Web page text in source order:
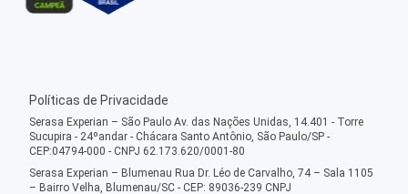
Políticas de Privacidade
Serasa Experian – São Paulo Av. das Nações Unidas, 14.401 - Torre
Sucupira - 24ºandar - Chácara Santo Antônio, São Paulo/SP -
CEP:04794-000 - CNPJ 62.173.620/0001-80
Serasa Experian – Blumenau Rua Dr. Léo de Carvalho, 74 – Sala 1105
– Bairro Velha, Blumenau/SC - CEP: 89036-239 CNPJ